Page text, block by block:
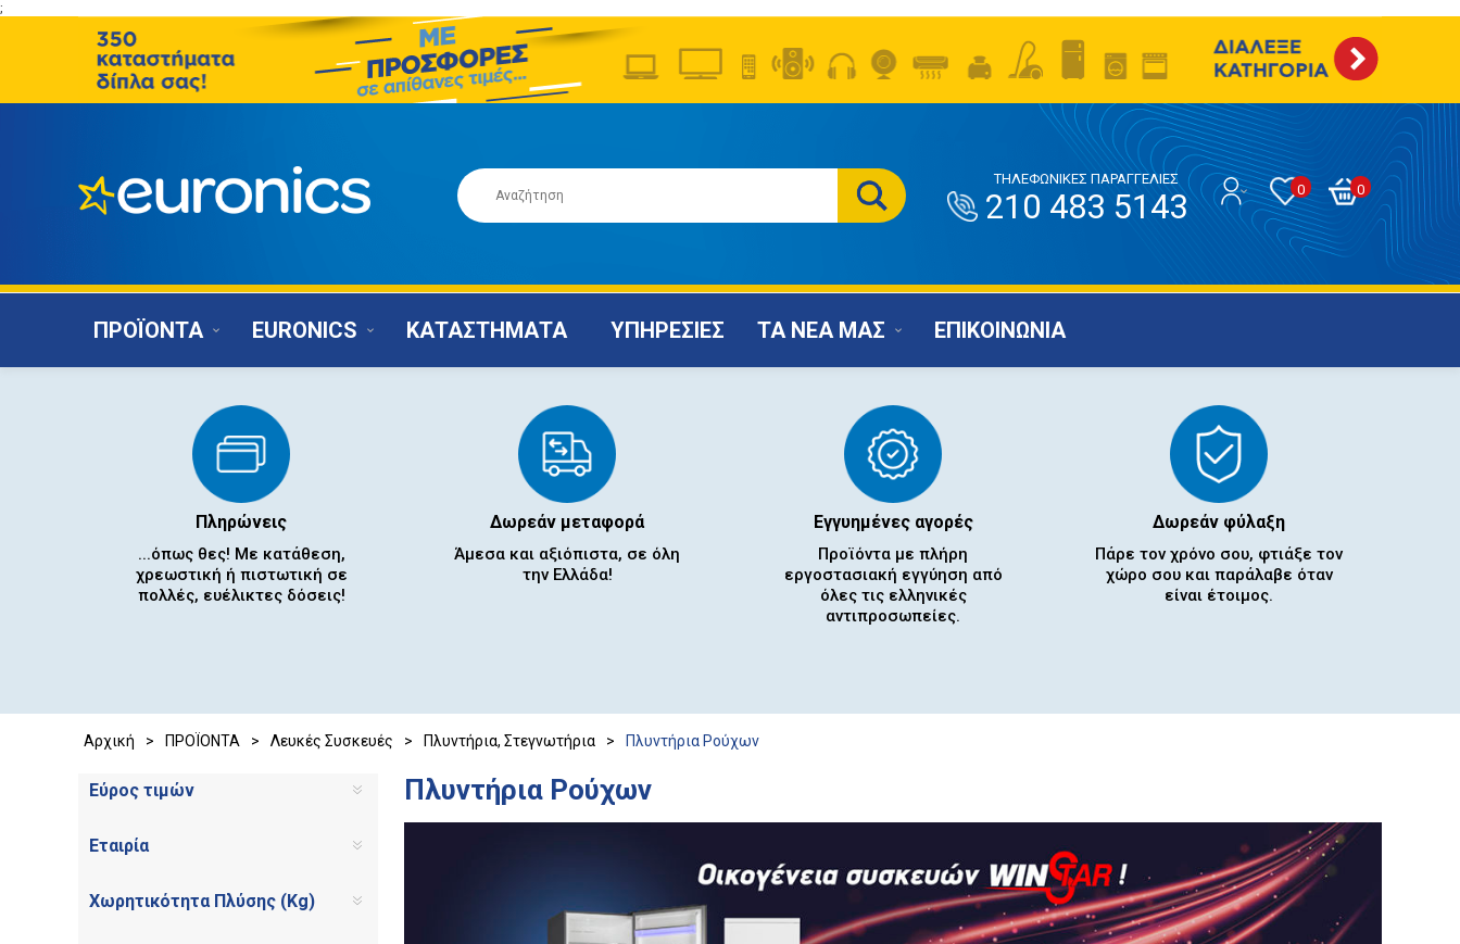
;
0
0
ΤΗΛΕΦΩΝΙΚΕΣ ΠΑΡΑΓΓΕΛΙΕΣ
210 483 5143
ΠΡΟΪΟΝΤΑ EURONICS ΚΑΤΑΣΤΗΜΑΤΑ ΥΠΗΡΕΣΙΕΣ ΤΑ ΝΕΑ ΜΑΣ ΕΠΙΚΟΙΝΩΝΙΑ
Πληρώνεις
...όπως θες! Με κατάθεση,
χρεωστική ή πιστωτική σε
πολλές, ευέλικτες δόσεις!
Δωρεάν μεταφορά
Άμεσα και αξιόπιστα, σε όλη
την Ελλάδα!
Εγγυημένες αγορές
Προϊόντα με πλήρη
εργοστασιακή εγγύηση από
όλες τις ελληνικές
αντιπροσωπείες.
Δωρεάν φύλαξη
Πάρε τον χρόνο σου, φτιάξε τον
χώρο σου και παράλαβε όταν
είναι έτοιμος.
Αρχική > ΠΡΟΪΟΝΤΑ > Λευκές Συσκευές > Πλυντήρια, Στεγνωτήρια > Πλυντήρια Ρούχων
Πλυντήρια Ρούχων
Εύρος τιμών
Εταιρία
Χωρητικότητα Πλύσης (Kg)